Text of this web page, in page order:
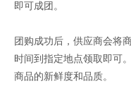
即可成团。
团购成功后，供应商会将
时间到指定地点领取即可
商品的新鲜度和品质。